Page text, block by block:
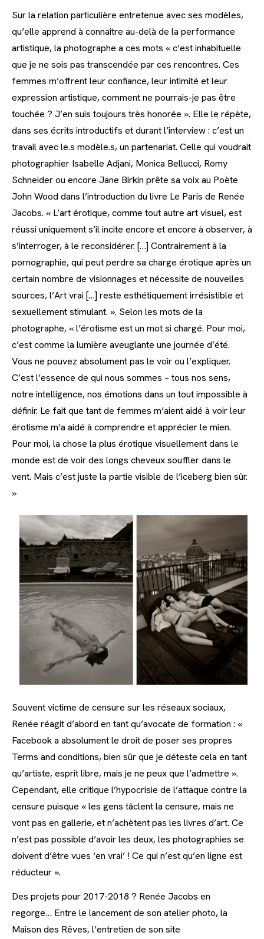
Sur la relation particulière entretenue avec ses modèles,
qu’elle apprend à connaître au-delà de la performance
artistique, la photographe a ces mots « c’est inhabituelle
que je ne sois pas transcendée par ces rencontres. Ces
femmes m’offrent leur confiance, leur intimité et leur
expression artistique, comment ne pourrais-je pas être
touchée ? J’en suis toujours très honorée ». Elle le répète,
dans ses écrits introductifs et durant l’interview : c’est un
travail avec le.s modèle.s, un partenariat. Celle qui voudrait
photographier Isabelle Adjani, Monica Bellucci, Romy
Schneider ou encore Jane Birkin prête sa voix au Poète
John Wood dans l’introduction du livre Le Paris de Renée
Jacobs. « L’art érotique, comme tout autre art visuel, est
réussi uniquement s’il incite encore et encore à observer, à
s’interroger, à le reconsidérer. […] Contrairement à la
pornographie, qui peut perdre sa charge érotique après un
certain nombre de visionnages et nécessite de nouvelles
sources, l’Art vrai […] reste esthétiquement irrésistible et
sexuellement stimulant. ». Selon les mots de la
photographe, « l’érotisme est un mot si chargé. Pour moi,
c’est comme la lumière aveuglante une journée d’été.
Vous ne pouvez absolument pas le voir ou l’expliquer.
C’est l’essence de qui nous sommes – tous nos sens,
notre intelligence, nos émotions dans un tout impossible à
définir. Le fait que tant de femmes m’aient aidé à voir leur
érotisme m’a aidé à comprendre et apprécier le mien.
Pour moi, la chose la plus érotique visuellement dans le
monde est de voir des longs cheveux souffler dans le
vent. Mais c’est juste la partie visible de l’iceberg bien sûr.
»
Souvent victime de censure sur les réseaux sociaux,
Renée réagit d’abord en tant qu’avocate de formation : «
Facebook a absolument le droit de poser ses propres
Terms and conditions, bien sûr que je déteste cela en tant
qu’artiste, esprit libre, mais je ne peux que l’admettre ».
Cependant, elle critique l’hypocrisie de l’attaque contre la
censure puisque « les gens tâclent la censure, mais ne
vont pas en gallerie, et n’achètent pas les livres d’art. Ce
n’est pas possible d’avoir les deux, les photographies se
doivent d’être vues ‘en vrai’ ! Ce qui n’est qu’en ligne est
réducteur ».
Des projets pour 2017-2018 ? Renée Jacobs en
regorge… Entre le lancement de son atelier photo, la
Maison des Rêves, l’entretien de son site